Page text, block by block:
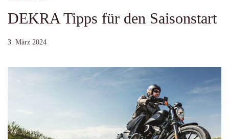
DEKRA Tipps für den Saisonstart
3. März 2024